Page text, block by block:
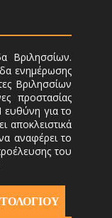
Βριλησσίων.
ενημέρωσης
Βριλησσίων
προστασίας
για το
αποκλειστικά
αναφέρει το
του